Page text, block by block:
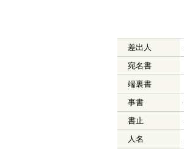
差出人
宛名書
端裏書
事書
書止
人名